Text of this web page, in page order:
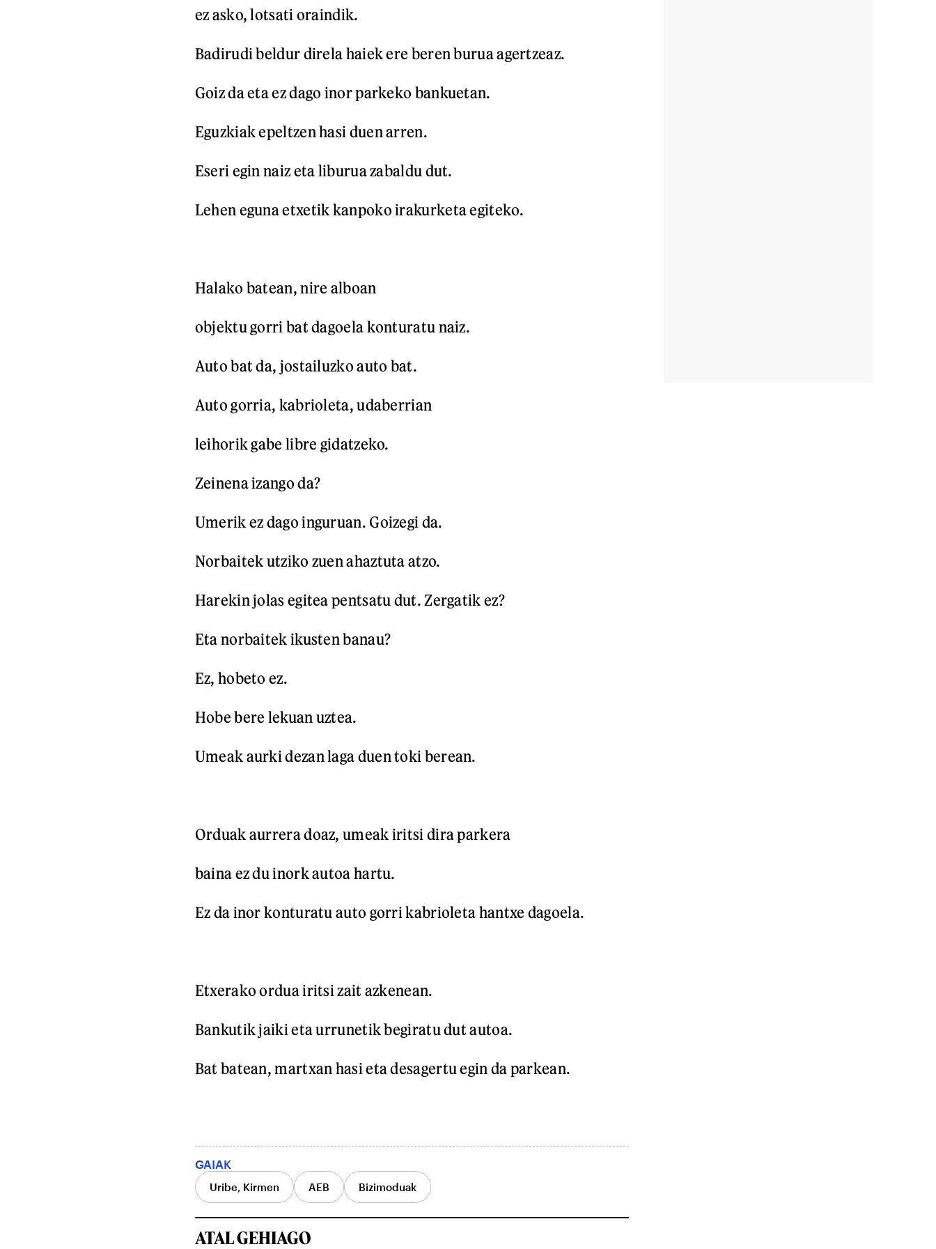
ez asko, lotsati oraindik.
Badirudi beldur direla haiek ere beren burua agertzeaz.
Goiz da eta ez dago inor parkeko bankuetan.
Eguzkiak epeltzen hasi duen arren.
Eseri egin naiz eta liburua zabaldu dut.
Lehen eguna etxetik kanpoko irakurketa egiteko.
Halako batean, nire alboan
objektu gorri bat dagoela konturatu naiz.
Auto bat da, jostailuzko auto bat.
Auto gorria, kabrioleta, udaberrian
leihorik gabe libre gidatzeko.
Zeinena izango da?
Umerik ez dago inguruan. Goizegi da.
Norbaitek utziko zuen ahaztuta atzo.
Harekin jolas egitea pentsatu dut. Zergatik ez?
Eta norbaitek ikusten banau?
Ez, hobeto ez.
Hobe bere lekuan uztea.
Umeak aurki dezan laga duen toki berean.
Orduak aurrera doaz, umeak iritsi dira parkera
baina ez du inork autoa hartu.
Ez da inor konturatu auto gorri kabrioleta hantxe dagoela.
Etxerako ordua iritsi zait azkenean.
Bankutik jaiki eta urrunetik begiratu dut autoa.
Bat batean, martxan hasi eta desagertu egin da parkean.
GAIAK
Uribe, Kirmen AEB Bizimoduak
ATAL GEHIAGO